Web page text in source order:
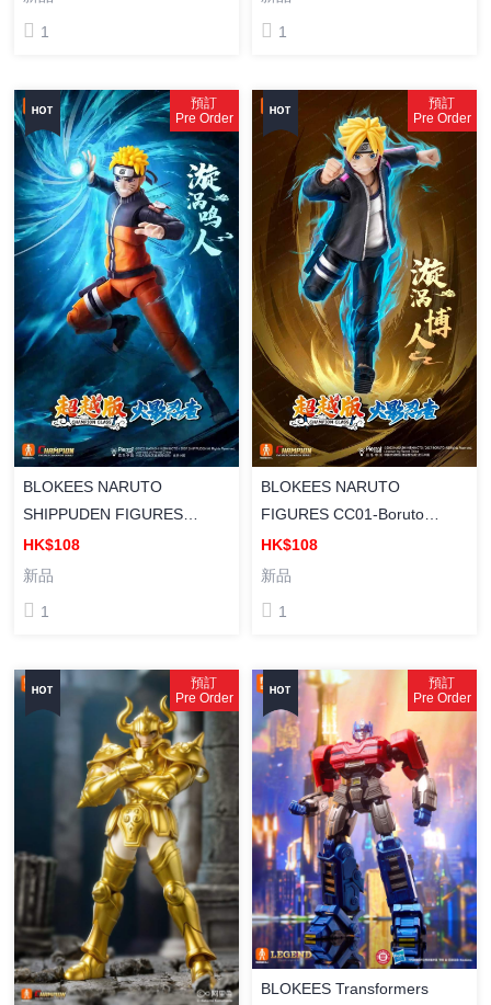
1 1
預訂
Pre Order
BLOKEES NARUTO
SHIPPUDEN FIGURES
CC02-Naruto Uzumaki 布魯
可積木人 [超越版] 火影忍者 疾
HK$108
新品
1
預訂
Pre Order
BLOKEES NARUTO
FIGURES CC01-Boruto
Uzumaki 布魯可積木人 [超越
版] 火影忍者 博人傳 漩渦博人
HK$108
新品
1
預訂
Pre Order
預訂
Pre Order
BLOKEES Transformers